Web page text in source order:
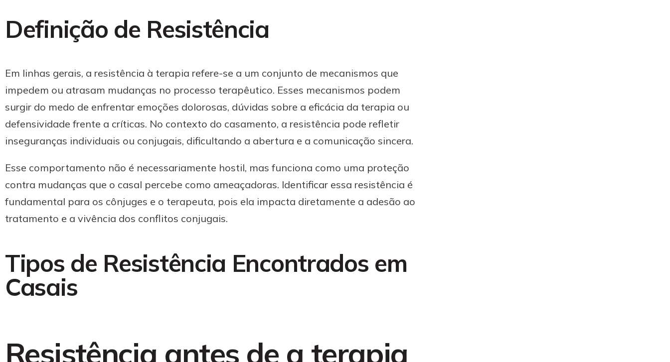
Definição de Resistência
Em linhas gerais, a resistência à terapia refere-se a um conjunto de mecanismos que
impedem ou atrasam mudanças no processo terapêutico. Esses mecanismos podem
surgir do medo de enfrentar emoções dolorosas, dúvidas sobre a eficácia da terapia ou
defensividade frente a críticas. No contexto do casamento, a resistência pode refletir
inseguranças individuais ou conjugais, dificultando a abertura e a comunicação sincera.
Esse comportamento não é necessariamente hostil, mas funciona como uma proteção
contra mudanças que o casal percebe como ameaçadoras. Identificar essa resistência é
fundamental para os cônjuges e o terapeuta, pois ela impacta diretamente a adesão ao
tratamento e a vivência dos conflitos conjugais.
Tipos de Resistência Encontrados em
Casais
Resistência antes de a terapia